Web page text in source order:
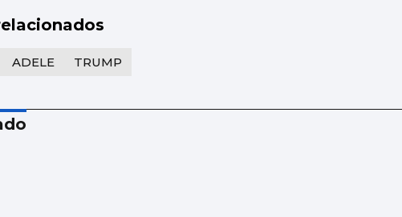
ADELE TRUMP